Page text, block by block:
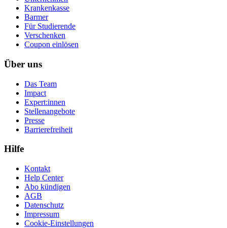
Krankenkasse
Barmer
Für Studierende
Ver­schen­ken
Coupon einlösen
Über uns
Das Team
Impact
Expert:innen
Stellenangebote
Presse
Barrierefreiheit
Hilfe
Kontakt
Help Center
Abo kündigen
AGB
Datenschutz
Impressum
Cookie-Einstellungen